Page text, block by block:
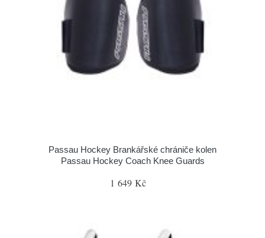
Passau Hockey Brankářské chrániče kolen
Passau Hockey Coach Knee Guards
1 649 Kč